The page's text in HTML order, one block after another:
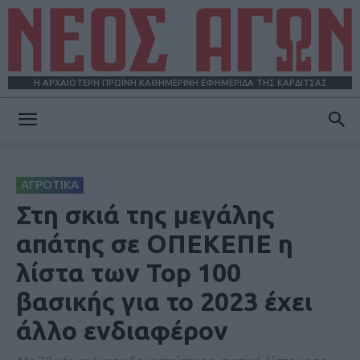
Η ΑΡΧΑΙΟΤΕΡΗ ΠΡΩΪΝΗ ΚΑΘΗΜΕΡΙΝΗ ΕΦΗΜΕΡΙΔΑ ΤΗΣ ΚΑΡΔΙΤΣΑΣ
ΑΓΡΟΤΙΚΑ
Στη σκιά της μεγάλης
απάτης σε ΟΠΕΚΕΠΕ η
λίστα των Top 100
βασικής για το 2023 έχει
άλλο ενδιαφέρον